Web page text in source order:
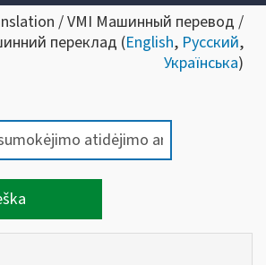
/ VMI Машинный перевод /
переклад (English, Русский,
Українська)